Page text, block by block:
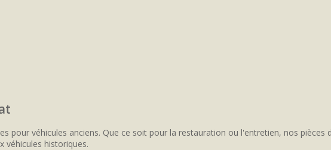
pour véhicules anciens. Que ce soit pour la restauration ou l'entretien, nos pièces
véhicules historiques.